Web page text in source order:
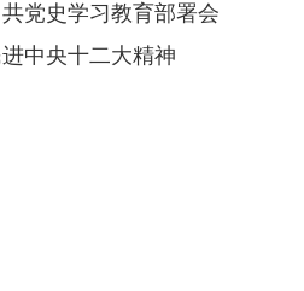
党史学习教育部署会
中央十二大精神